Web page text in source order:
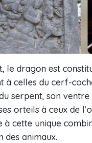
le dragon est
à celles du cerf-
serpent, son
orteils à ceux de
cette unique
des animaux.